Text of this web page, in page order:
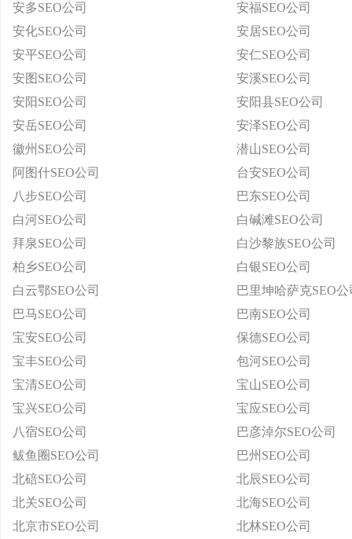
安多SEO公司
安福SEO公司
安化SEO公司
安居SEO公司
安平SEO公司
安仁SEO公司
安图SEO公司
安溪SEO公司
安阳SEO公司
安阳县SEO公司
安岳SEO公司
安泽SEO公司
徽州SEO公司
潜山SEO公司
阿图什SEO公司
台安SEO公司
八步SEO公司
巴东SEO公司
白河SEO公司
白碱滩SEO公司
拜泉SEO公司
白沙黎族SEO公司
柏乡SEO公司
白银SEO公司
白云鄂SEO公司
巴里坤哈萨克SEO公
巴马SEO公司
巴南SEO公司
宝安SEO公司
保德SEO公司
宝丰SEO公司
包河SEO公司
宝清SEO公司
宝山SEO公司
宝兴SEO公司
宝应SEO公司
八宿SEO公司
巴彦淖尔SEO公司
鲅鱼圈SEO公司
巴州SEO公司
北碚SEO公司
北辰SEO公司
北关SEO公司
北海SEO公司
北京市SEO公司
北林SEO公司